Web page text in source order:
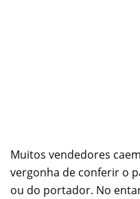
Muitos vendedores
vergonha de conferir o
ou do portador. No